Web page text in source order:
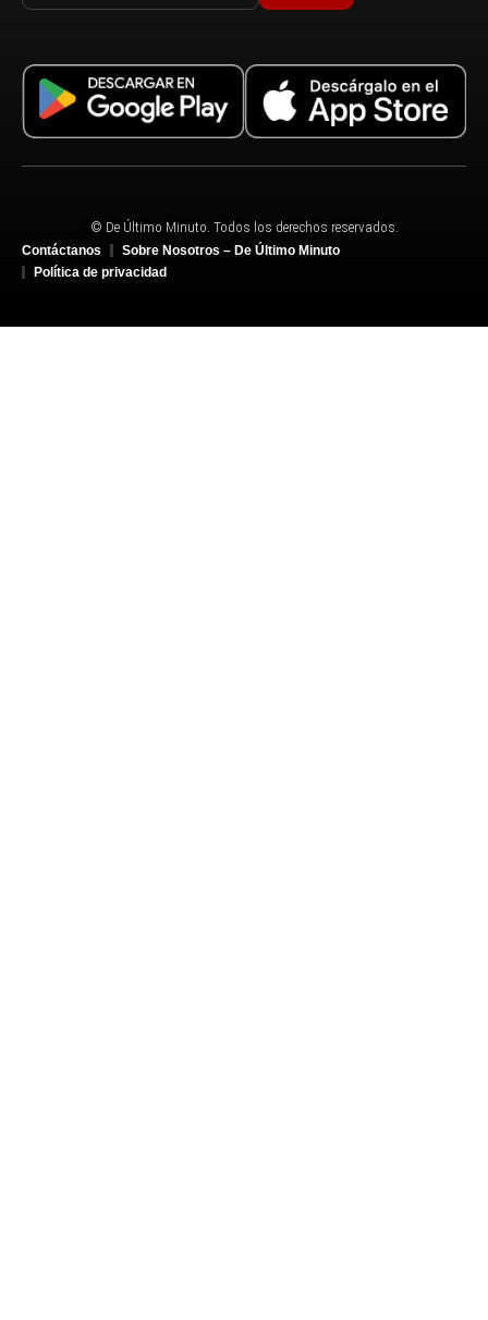
© De Último Minuto. Todos los derechos reservados.
Contáctanos
Sobre Nosotros – De Último Minuto
Política de privacidad